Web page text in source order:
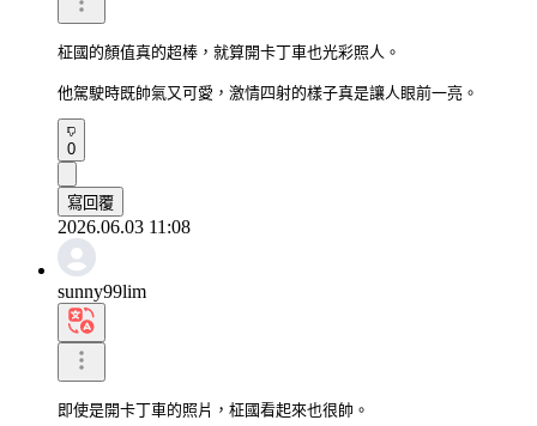
柾國的顏值真的超棒，就算開卡丁車也光彩照人。
他駕駛時既帥氣又可愛，激情四射的樣子真是讓人眼前一亮。
0
寫回覆
2026.06.03 11:08
sunny99lim
即使是開卡丁車的照片，柾國看起來也很帥。